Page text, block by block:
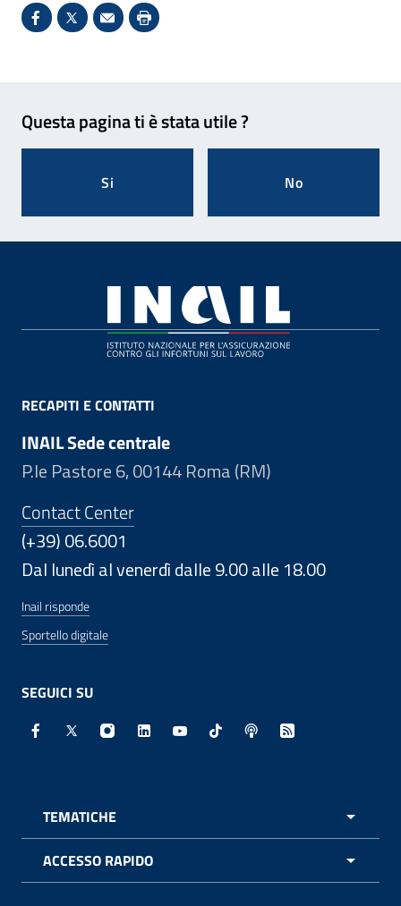
Condividi su Facebook - Sito esterno - Apertura in
X - Sito esterno - Apertura in nuova finestra
Invio Mail: apre il programma di posta
Stampa pagina: scelta meno
Questa pagina ti è stata utile ?
Si No
RECAPITI E CONTATTI
INAIL Sede centrale
P.le Pastore 6, 00144 Roma (RM)
Contact Center
(+39) 06.6001
Dal lunedì al venerdì dalle 9.00 alle 18.00
Inail risponde
Sportello digitale
SEGUICI SU
Facebook - Sito esterno - Apertura in nuova finestra
X - Sito esterno - Apertura in nuova finestra
Instagram - Sito esterno - Apertura in
Linkedin - Sito esterno - Apertura in
Youtube - Sito esterno -
TikTok - Sito esterno -
Spreaker - Sito
Feed RSS -
TEMATICHE
ACCESSO RAPIDO